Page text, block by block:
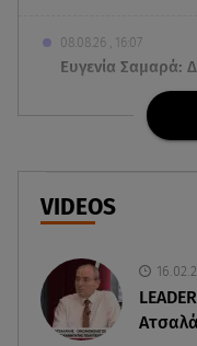
08.08.26 , 16:07
Ευγενία Σαμαρά:
Μουτσινά - Πού
Back to black: η
Δούκισσα
στη Γαλλική
VIDEOS